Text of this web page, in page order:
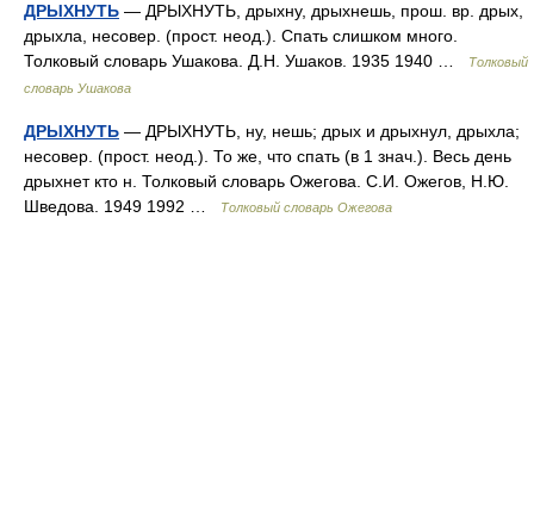
ДРЫХНУТЬ — ДРЫХНУТЬ, дрыхну, дрыхнешь, прош. вр. дрых,
дрыхла, несовер. (прост. неод.). Спать слишком много.
Толковый словарь Ушакова. Д.Н. Ушаков. 1935 1940 …
Толковый
словарь Ушакова
ДРЫХНУТЬ — ДРЫХНУТЬ, ну, нешь; дрых и дрыхнул, дрыхла;
несовер. (прост. неод.). То же, что спать (в 1 знач.). Весь день
дрыхнет кто н. Толковый словарь Ожегова. С.И. Ожегов, Н.Ю.
Шведова. 1949 1992 …
Толковый словарь Ожегова